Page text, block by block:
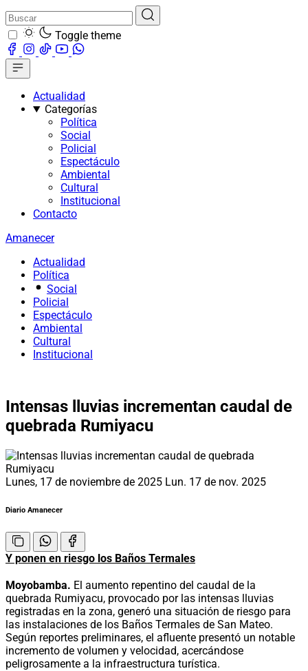
Toggle theme
Actualidad
Categorías
Política
Social
Policial
Espectáculo
Ambiental
Cultural
Institucional
Contacto
Amanecer
Actualidad
Política
Social
Policial
Espectáculo
Ambiental
Cultural
Institucional
Intensas lluvias incrementan caudal de
quebrada Rumiyacu
Lunes, 17 de noviembre de 2025 Lun. 17 de nov. 2025
Diario Amanecer
Y ponen en riesgo los Baños Termales
Moyobamba. El aumento repentino del caudal de la
quebrada Rumiyacu, provocado por las intensas lluvias
registradas en la zona, generó una situación de riesgo para
las instalaciones de los Baños Termales de San Mateo.
Según reportes preliminares, el afluente presentó un notable
incremento de volumen y velocidad, acercándose
peligrosamente a la infraestructura turística.